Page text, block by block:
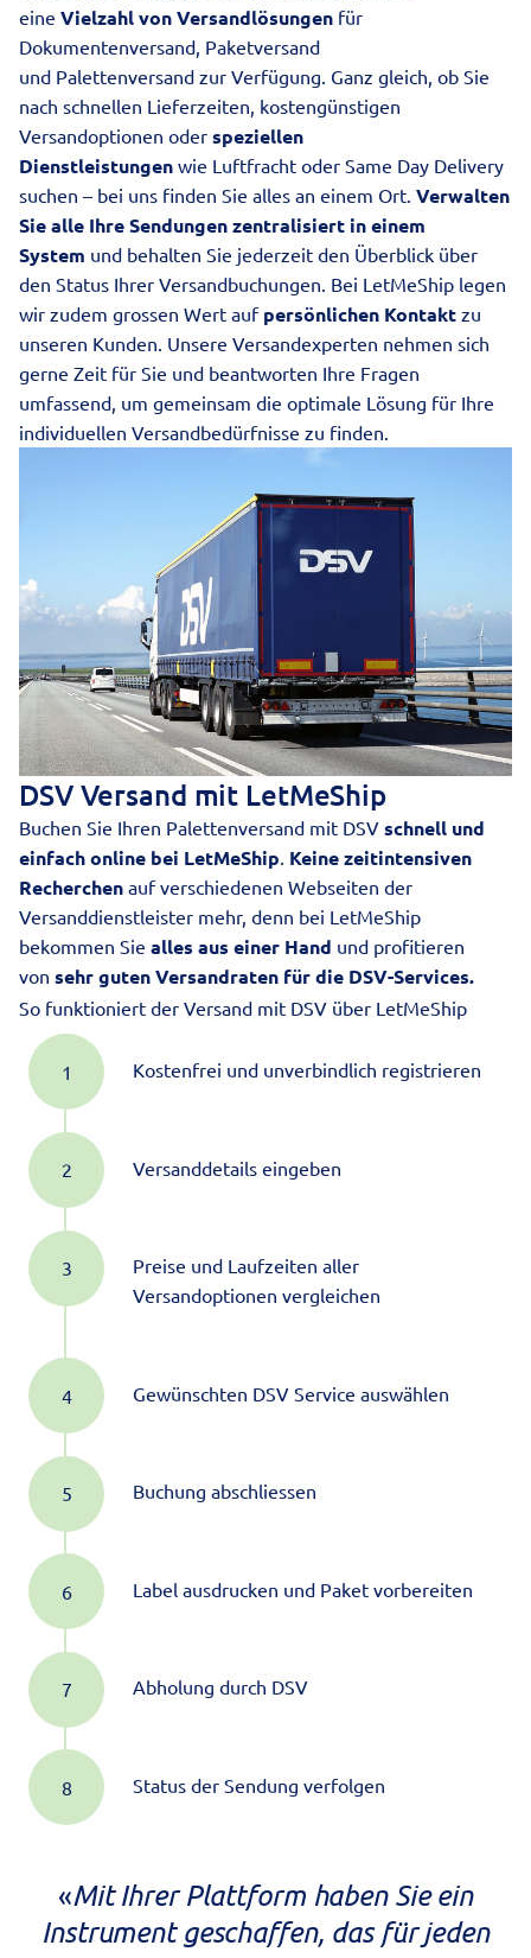
eine Vielzahl von Versandlösungen für
Dokumentenversand, Paketversand
und Palettenversand zur Verfügung. Ganz gleich, ob Sie
nach schnellen Lieferzeiten, kostengünstigen
Versandoptionen oder speziellen
Dienstleistungen wie Luftfracht oder Same Day Delivery
suchen – bei uns finden Sie alles an einem Ort. Verwalten
Sie alle Ihre Sendungenzentralisiert in einem
System und behalten Sie jederzeit den Überblick über
den Status Ihrer Versandbuchungen. Bei LetMeShip legen
wir zudem grossen Wert auf persönlichen Kontakt zu
unseren Kunden. Unsere Versandexperten nehmen sich
gerne Zeit für Sie und beantworten Ihre Fragen
umfassend, um gemeinsam die optimale Lösung für Ihre
individuellen Versandbedürfnisse zu finden.
DSV Versand mit LetMeShip
Buchen Sie Ihren Palettenversand mit DSV schnell und
einfach online bei LetMeShip. Keine zeitintensiven
Recherchen auf verschiedenen Webseiten der
Versanddienstleister mehr, denn bei LetMeShip
bekommen Sie alles aus einer Hand und profitieren
von sehr guten Versandraten für die DSV-Services.
So funktioniert der Versand mit DSV über LetMeShip
Kostenfrei und unverbindlich registrieren
Versanddetails eingeben
Preise und Laufzeiten aller
Versandoptionen vergleichen
Gewünschten DSV Service auswählen
Buchung abschliessen
Label ausdrucken und Paket vorbereiten
Abholung durch DSV
Status der Sendung verfolgen
«Mit Ihrer Plattform haben Sie ein
Instrument geschaffen, das für jeden